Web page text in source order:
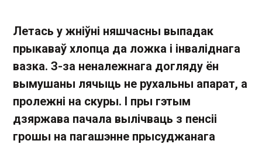
Летась у жніўні няшчасны выпадак
прыкаваў хлопца да ложка і інваліднага
вазка. З-за неналежнага догляду ён
вымушаны лячыць не рухальны апарат, а
пролежні на скуры. І пры гэтым
дзяржава пачала вылічваць з пенсіі
грошы на пагашэнне прысуджанага